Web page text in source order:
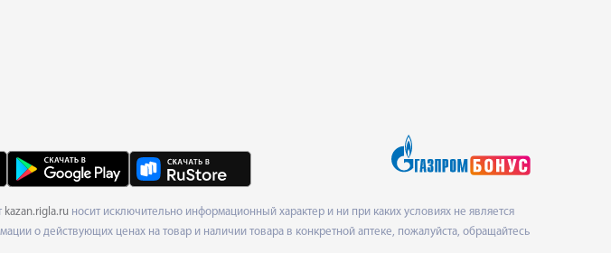
kazan.rigla.ru носит исключительно информационный характер и ни при каких условиях не является
о действующих ценах на товар и наличии товара в конкретной аптеке, пожалуйста, обращайтесь